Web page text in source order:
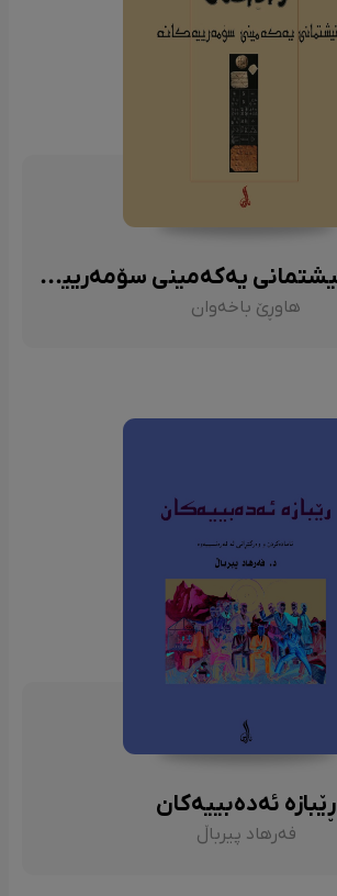
کوردستان، نیشتمانی یەکەمینی سۆمەرییەکان
هاوڕێ باخەوان
ڕێبازە ئەدەبییەکان
فەرهاد پیرباڵ